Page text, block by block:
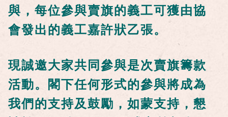
與，每位參與賣旗的義工可獲由協
會發出的義工嘉許狀乙張。
現誠邀大家共同參與是次賣旗籌款
活動。閣下任何形式的參與將成為
我們的支持及鼓勵，如蒙支持，懇